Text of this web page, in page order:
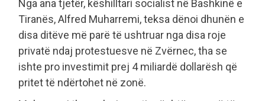
Nga ana tjetër, këshilltari socialist në Bashkinë e
Tiranës, Alfred Muharremi, teksa dënoi dhunën e
disa ditëve më parë të ushtruar nga disa roje
privatë ndaj protestuesve në Zvërnec, tha se
ishte pro investimit prej 4 miliardë dollarësh që
pritet të ndërtohet në zonë.